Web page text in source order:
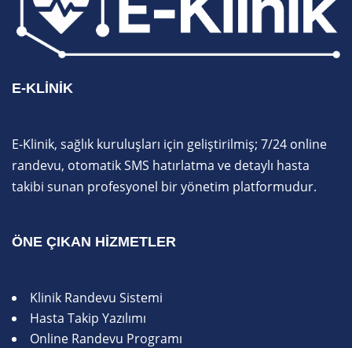
E-KLINIK
E-Klinik, sağlık kuruluşları için geliştirilmiş; 7/24 online
randevu, otomatik SMS hatırlatma ve detaylı hasta
takibi sunan profesyonel bir yönetim platformudur.
ÖNE ÇIKAN HIZMETLER
Klinik Randevu Sistemi
Hasta Takip Yazılımı
Online Randevu Programı